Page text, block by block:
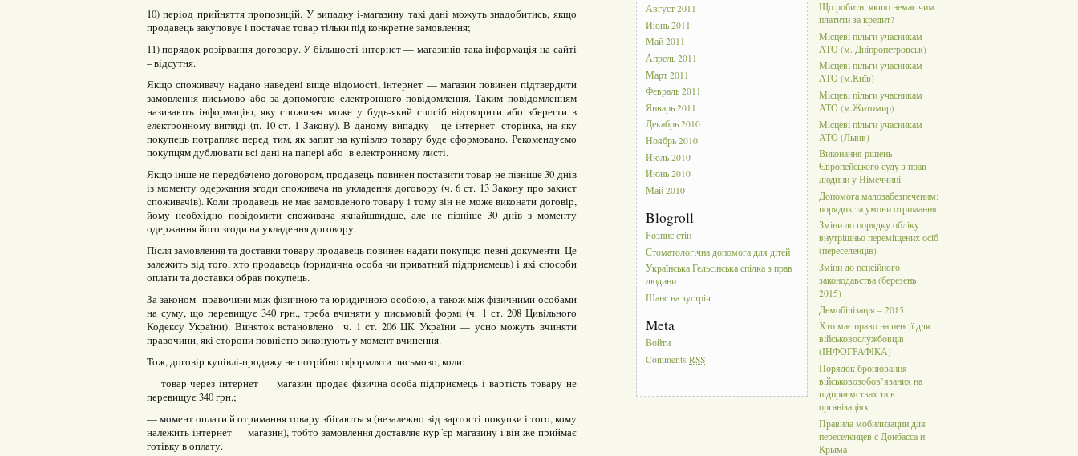
10) період прийняття пропозицій. У випадку і-магазину такі дані можуть знадобитись, якщо
продавець закуповує і постачає товар тільки під конкретне замовлення;
11) порядок розірвання договору. У більшості інтернет — магазинів така інформація на сайті
– відсутня.
Якщо споживачу надано наведені вище відомості, інтернет — магазин повинен підтвердити
замовлення письмово або за допомогою електронного повідомлення. Таким повідомленням
називають інформацію, яку споживач може у будь-який спосіб відтворити або зберегти в
електронному вигляді (п. 10 ст. 1 Закону). В даному випадку – це інтернет -сторінка, на яку
покупець потрапляє перед тим, як запит на купівлю товару буде сформовано. Рекомендуємо
покупцям дублювати всі дані на папері або в електронному листі.
Якщо інше не передбачено договором, продавець повинен поставити товар не пізніше 30 днів
із моменту одержання згоди споживача на укладення договору (ч. 6 ст. 13 Закону про захист
споживачів). Коли продавець не має замовленого товару і тому він не може виконати договір,
йому необхідно повідомити споживача якнайшвидше, але не пізніше 30 днів з моменту
одержання його згоди на укладення договору.
Після замовлення та доставки товару продавець повинен надати покупцю певні документи. Це
залежить від того, хто продавець (юридична особа чи приватний підприємець) і які способи
оплати та доставки обрав покупець.
За законом правочини між фізичною та юридичною особою, а також між фізичними особами
на суму, що перевищує 340 грн., треба вчиняти у письмовій формі (ч. 1 ст. 208 Цивільного
Кодексу України). Виняток встановлено ч. 1 ст. 206 ЦК України — усно можуть вчиняти
правочини, які сторони повністю виконують у момент вчинення.
Тож, договір купівлі-продажу не потрібно оформляти письмово, коли:
— товар через інтернет — магазин продає фізична особа-підприємець і вартість товару не
перевищує 340 грн.;
— момент оплати й отримання товару збігаються (незалежно від вартості покупки і того, кому
належить інтернет — магазин), тобто замовлення доставляє кур´єр магазину і він же приймає
готівку в оплату.
Август 2011
Июнь 2011
Май 2011
Апрель 2011
Март 2011
Февраль 2011
Январь 2011
Декабрь 2010
Ноябрь 2010
Июль 2010
Июнь 2010
Май 2010
Blogroll
Розпис стін
Стоматологічна допомога для дітей
Українська Гельсінська спілка з прав
людини
Шанс на зустріч
Meta
Войти
CommentsRSS
Що робити, якщо немає чим
платити за кредит?
Місцеві пільги учасникам
АТО (м. Дніпропетровськ)
Місцеві пільги учасникам
АТО (м.Київ)
Місцеві пільги учасникам
АТО (м.Житомир)
Місцеві пільги учасникам
АТО (Львів)
Виконання рішень
Європейського суду з прав
людини у Німеччині
Допомога малозабезпеченим:
порядок та умови отримання
Зміни до порядку обліку
внутрішньо переміщених осіб
(переселенців)
Зміни до пенсійного
законодавства (березень
2015)
Демобілізація – 2015
Хто має право на пенсії для
військовослужбовців
(ІНФОГРАФІКА)
Порядок бронювання
військовозобов’язаних на
підприємствах та в
організаціях
Правила мобилизации для
переселенцев с Донбасса и
Крыма